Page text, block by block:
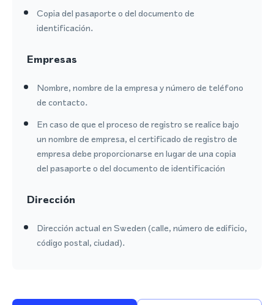
Copia del pasaporte o del documento de
identificación.
Empresas
Nombre, nombre de la empresa y número de teléfono
de contacto.
En caso de que el proceso de registro se realice bajo
un nombre de empresa, el certificado de registro de
empresa debe proporcionarse en lugar de una copia
del pasaporte o del documento de identificación
Dirección
Dirección actual en Sweden (calle, número de edificio,
código postal, ciudad).